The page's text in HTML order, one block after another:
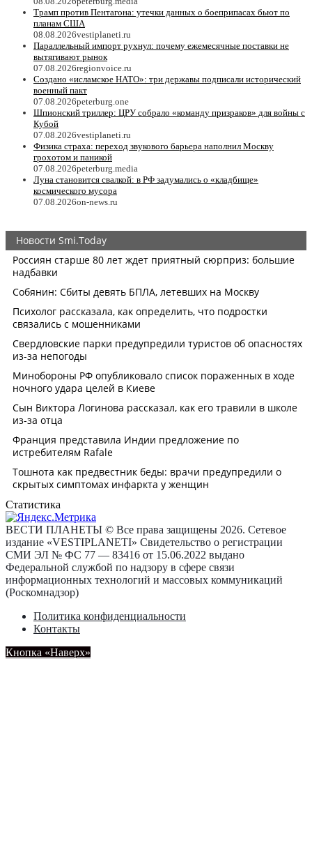
Трамп против Пентагона: утечки данных о боеприпасах бьют по
планам США
08.08.2026vestiplaneti.ru
Параллельный импорт рухнул: почему ежемесячные поставки не
вытягивают рынок
07.08.2026regionvoice.ru
Создано «исламское НАТО»: три державы подписали исторический
военный пакт
07.08.2026peterburg.one
Шпионский триллер: ЦРУ собрало «команду призраков» для войны с
Кубой
07.08.2026vestiplaneti.ru
Физика страха: переход звукового барьера наполнил Москву
грохотом и паникой
07.08.2026peterburg.media
Луна становится свалкой: в РФ задумались о «кладбище»
космического мусора
07.08.2026on-news.ru
Статистика
ВЕСТИ ПЛАНЕТЫ © Все права защищены 2026. Сетевое
издание «VESTIPLANETI» Свидетельство о регистрации
СМИ ЭЛ № ФС 77 — 83416 от 15.06.2022 выдано
Федеральной службой по надзору в сфере связи
информационных технологий и массовых коммуникаций
(Роскомнадзор)
Политика конфиденциальности
Контакты
Кнопка «Наверх»